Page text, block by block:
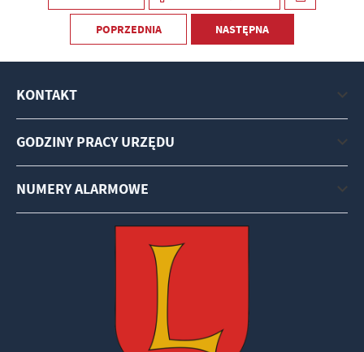
POPRZEDNIA NASTĘPNA
KONTAKT
GODZINY PRACY URZĘDU
NUMERY ALARMOWE